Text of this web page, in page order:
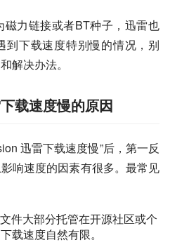
力链接或者BT种子，迅雷也
到下载速度特别慢的情况，别
解决办法。
载速度慢的原因
迅雷下载速度慢”后，第一反
响速度的因素有很多。最常见
件大部分托管在开源社区或个
载速度自然有限。